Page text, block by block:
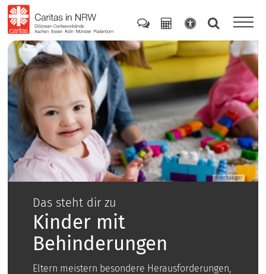
Zum Inhalt springen
© Ischukigor
Das steht dir zu
Kinder mit
Behinderungen
Eltern meistern besondere Herausforderungen,